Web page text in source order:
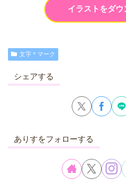
イラストをダウ
文字＊マーク
シェアする
ありすをフォローする